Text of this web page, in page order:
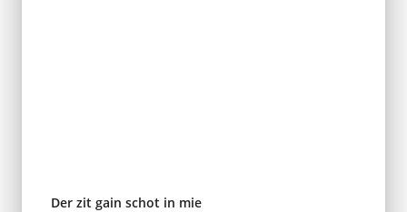
Der zit gain schot in mie